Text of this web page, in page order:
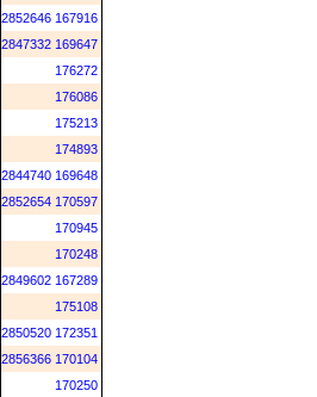
2852646 167916
2847332 169647
176272
176086
175213
174893
2844740 169648
2852654 170597
170945
170248
2849602 167289
175108
2850520 172351
2856366 170104
170250